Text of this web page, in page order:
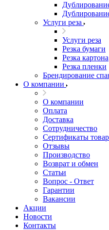
Услуги реза
Услуги реза
Резка бумаги
Резка картона
Резка пленки
Брендирование
О компании
О компании
Оплата
Доставка
Сотрудничество
Сертификаты
Отзывы
Производство
Возврат и обмен
Статьи
Вопрос - Ответ
Гарантии
Вакансии
Акции
Новости
Контакты